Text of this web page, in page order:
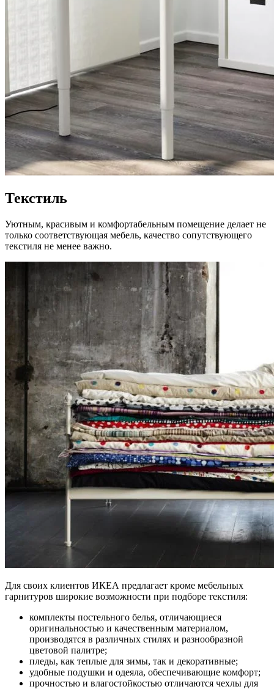
Текстиль
Уютным, красивым и комфортабельным помещение делает не
только соответствующая мебель, качество сопутствующего
текстиля не менее важно.
Для своих клиентов ИКЕА предлагает кроме мебельных
гарнитуров широкие возможности при подборе текстиля:
комплекты постельного белья, отличающиеся
оригинальностью и качественным материалом,
производятся в различных стилях и разнообразной
цветовой палитре;
пледы, как теплые для зимы, так и декоративные;
удобные подушки и одеяла, обеспечивающие комфорт;
прочностью и влагостойкостью отличаются чехлы для